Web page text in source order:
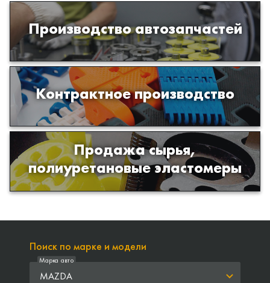
Производство автозапчастей
Разработка и производство деталей
из эластомеров для подвески
автомобиля
Контрактное производство
Производство изделий из пластиков
и полимеров по образцам либо
чертежам заказчика
Продажа сырья,
полиуретановые эластомеры
Продажа сырья для производства
изделий из полиуретана
Поиск по марке и модели
MAZDA
Марка авто